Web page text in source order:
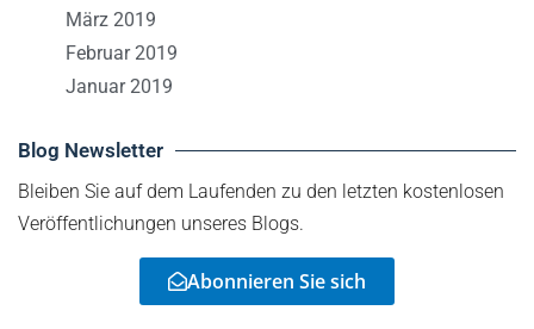
März 2019
Februar 2019
Januar 2019
Blog Newsletter
Bleiben Sie auf dem Laufenden zu den letzten kostenlosen
Veröffentlichungen unseres Blogs.
Abonnieren Sie sich